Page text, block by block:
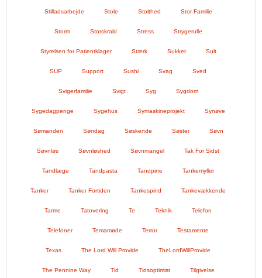
Stilladsarbejde Stole Stolthed Stor Familie
Storm Storskrald Stress Strygerulle
Styrelsen for Patientklager Stærk Sukker Sult
SUP Support Sushi Svag Sved
Svigerfamilie Svigt Syg Sygdom
Sygedagpenge Sygehus Symaskineprojekt Synøve
Sømanden Søndag Søskende Søster Søvn
Søvnløs Søvnløshed Søvnmangel Tak For Sidst
Tandlæge Tandpasta Tandpine Tankemyller
Tanker Tanker Fortiden Tankespind Tankevækkende
Tarme Tatovering Te Teknik Telefon
Telefoner Temamøde Terror Testamente
Texas The Lord Will Provide TheLordWillProvide
The Pennine Way Tid Tidsoptimist Tilgivelse